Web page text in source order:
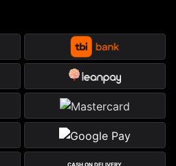
CASH ON DELIVERY